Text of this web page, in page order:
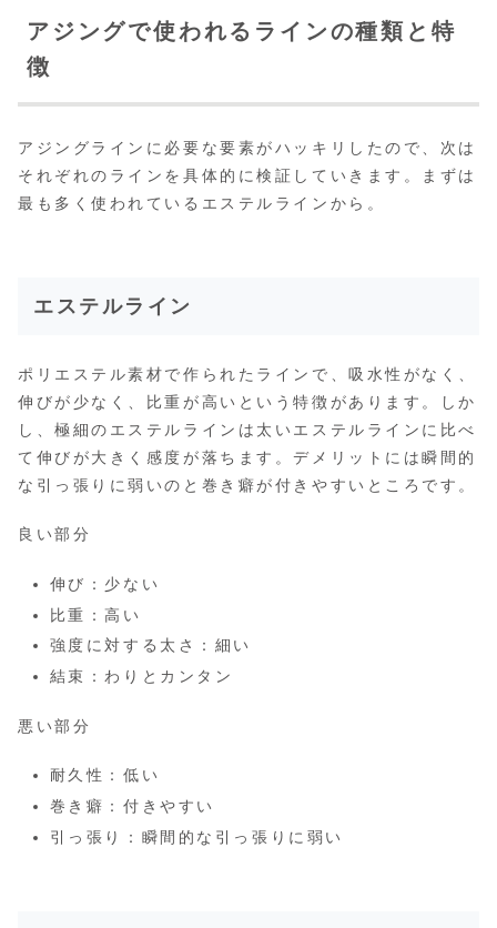
アジングで使われるラインの種類と特
徴
アジングラインに必要な要素がハッキリしたので、次は
それぞれのラインを具体的に検証していきます。まずは
最も多く使われているエステルラインから。
エステルライン
ポリエステル素材で作られたラインで、吸水性がなく、
伸びが少なく、比重が高いという特徴があります。しか
し、極細のエステルラインは太いエステルラインに比べ
て伸びが大きく感度が落ちます。デメリットには瞬間的
な引っ張りに弱いのと巻き癖が付きやすいところです。
良い部分
伸び：少ない
比重：高い
強度に対する太さ：細い
結束：わりとカンタン
悪い部分
耐久性：低い
巻き癖：付きやすい
引っ張り：瞬間的な引っ張りに弱い